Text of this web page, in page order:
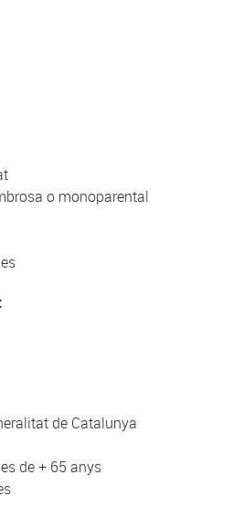
o monoparental
de Catalunya
de + 65 anys